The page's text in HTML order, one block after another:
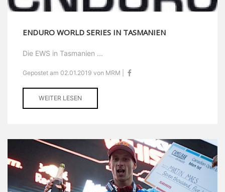
ENDURO WORLD SERIES IN TASMANIEN
Die EWS in Tasmanien ...
Gepostet am 02.01.2019 von MRM |
WEITER LESEN